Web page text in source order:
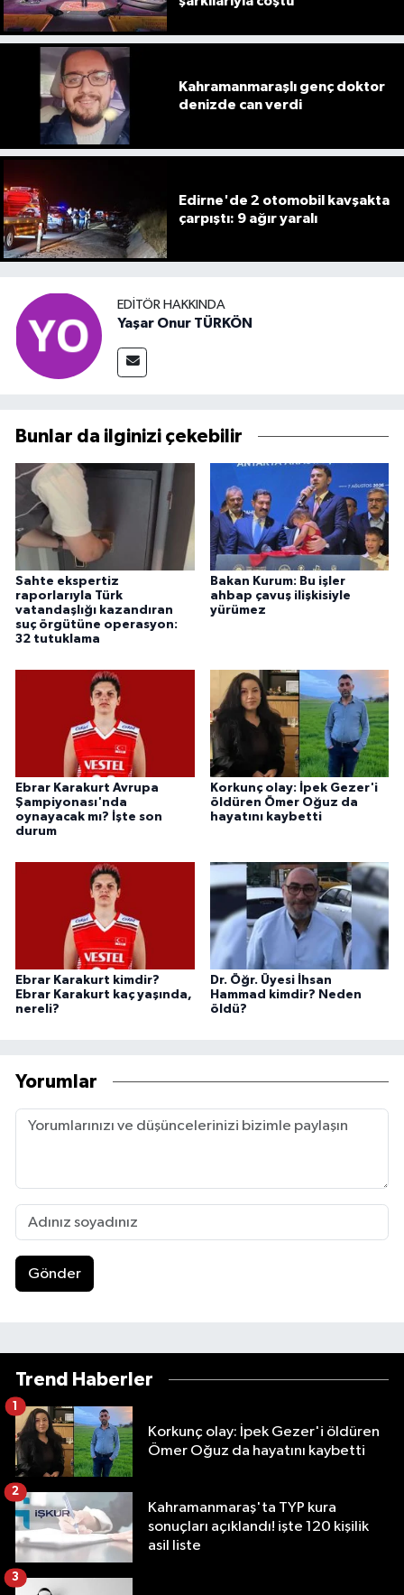
Kahramanmaraşlı genç doktor
denizde can verdi
Edirne'de 2 otomobil kavşakta
çarpıştı: 9 ağır yaralı
EDITÖR HAKKINDA
Yaşar Onur TÜRKÖN
Bunlar da ilginizi çekebilir
Sahte ekspertiz
raporlarıyla Türk
vatandaşlığı kazandıran
suç örgütüne operasyon:
32 tutuklama
Bakan Kurum: Bu işler
ahbap çavuş ilişkisiyle
yürümez
Ebrar Karakurt Avrupa
Şampiyonası'nda
oynayacak mı? İşte son
durum
Korkunç olay: İpek Gezer'i
öldüren Ömer Oğuz da
hayatını kaybetti
Ebrar Karakurt kimdir?
Ebrar Karakurt kaç yaşında,
nereli?
Dr. Öğr. Üyesi İhsan
Hammad kimdir? Neden
öldü?
Yorumlar
Gönder
Trend Haberler
Korkunç olay: İpek Gezer'i öldüren
Ömer Oğuz da hayatını kaybetti
1
Kahramanmaraş'ta TYP kura
sonuçları açıklandı! işte 120 kişilik
asil liste
2
3